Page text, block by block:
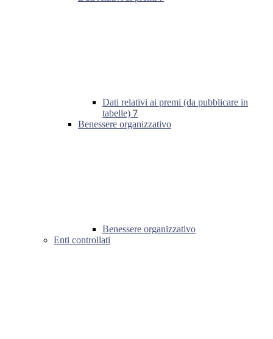
Dati relativi ai premi (da pubblicare in
tabelle) 7
Benessere organizzativo
Benessere organizzativo
Enti controllati